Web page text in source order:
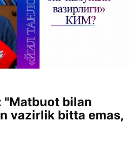
"Matbuot bilan
vazirlik bitta emas,